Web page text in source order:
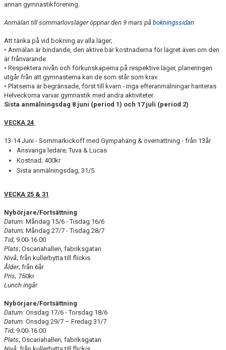
annan gymnastikförening.
Anmälan till sommarlovsläger öppnar den 9 mars på bokningssidan
Att tänka på vid bokning av alla läger;
• Anmälan är bindande, den aktive bär kostnaderna för lägret även om den
är frånvarande
• Respektera nivån och förkunskaperna på respektive läger, planeringen
utgår från att gymnasterna kan de som står som krav
• Platserna är begränsade, först till kvarn - inga efteranmälningar hanteras
Helveckorna varvar gymnastik med andra aktiviteter.
Sista anmälningsdag 8 juni (period 1) och 17 juli (period 2)
VECKA 24
13-14 Juni - Sommarkickoff med Gympahäng & övernattning - från 13år
Ansvariga ledare; Tuva & Lucas
Kostnad; 400kr
Sista anmälningsdag; 31/5
VECKA 25 & 31
Nybörjare/Fortsättning
Datum: Måndag 15/6 - Tisdag 16/6
Datum; Måndag 27/7 - Tisdag 28/7
Tid; 9.00-16.00
Plats; Oscariahallen, fabriksgatan
Nivå; från kullerbytta till flickis
Ålder; från 6år
Pris; 750kr
Lunch ingår
Nybörjare/Fortsättning
Datum: Onsdag 17/6 - Torsdag 18/6
Datum: Onsdag 29/7 – Fredag 31/7
Tid; 9.00-16.00
Plats; Oscariahallen, fabriksgatan